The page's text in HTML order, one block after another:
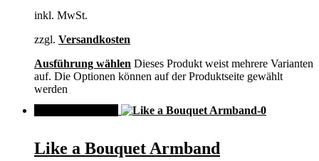
inkl. MwSt.
zzgl. Versandkosten
Ausführung wählen Dieses Produkt weist mehrere Varianten
auf. Die Optionen können auf der Produktseite gewählt
werden
Like a Bouquet Armband